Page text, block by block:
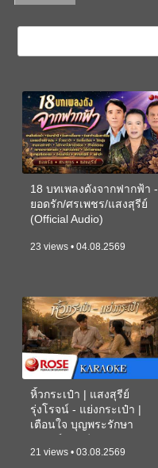
18 บทเพลงดังจากฟากฟ้า -
ยอดรัก/ศรเพชร/แสงสุรีย์
(Official Audio)
23 views • 04.08.2569
หิ้วกระเป๋า | แสงสุรีย์
รุ่งโรจน์ - แย่งกระเป๋า |
เตือนใจ บุญพระรักษา
21 views • 03.08.2569